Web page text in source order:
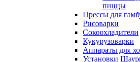
пиццы
Прессы для
Рисоварки
Сокоохладители
Кукурузоварки
Аппараты для
Установки